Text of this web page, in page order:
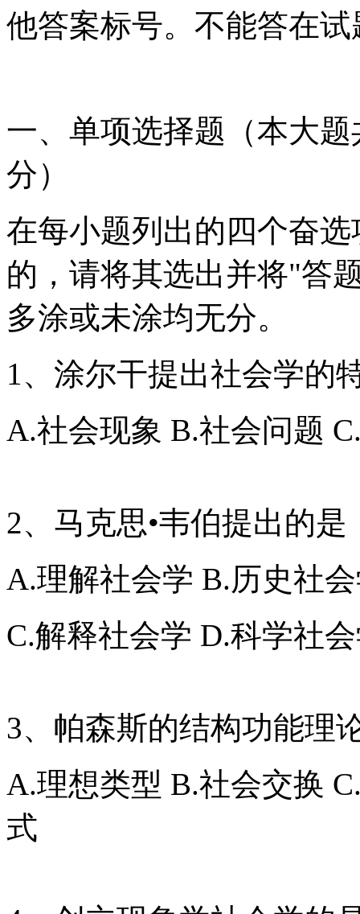
他答案标号。不能答在
一、单项选择题（本大
分）
在每小题列出的四个奋
的，请将其选出并将"答
多涂或未涂均无分。
1、涂尔干提出社会学的
A.社会现象 B.社会问题
2、马克思•韦伯提出的是
A.理解社会学 B.历史社
C.解释社会学 D.科学社
3、帕森斯的结构功能理
A.理想类型 B.社会交换
式